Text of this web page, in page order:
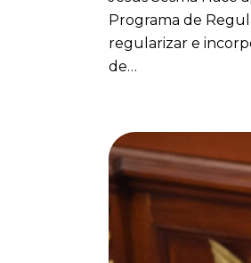
Programa de
regularizar e
de…